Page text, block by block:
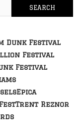
Dunk Festival
Festival
Festival
Epica
Trent Reznor